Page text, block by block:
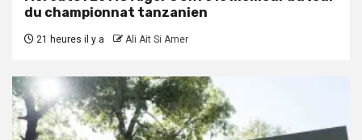
du championnat tanzanien
21 heures il y a Ali Ait Si Amer